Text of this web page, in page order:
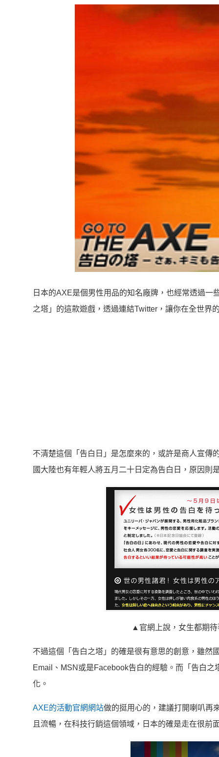
日本的AXE是個男性用品的知名廠牌，也經常透過
之塔」的這款遊戲，透過連結Twitter，讓你在全世界
不清楚這個「告白日」是怎麼來的，或許是商人宣傳
國大陸也有年輕人將五月二十日定為告白日，原因則
▲官網上說，女生都期
不過這個「告白之塔」的確是很有意思的創意，雖然
Email、MSN或是Facebook告白的經驗。而「告白
化。
AXE的活動官網網站做的挺用心的，建議打開喇叭再
且流暢，在科技行銷這個領域，日本的確是走在很前